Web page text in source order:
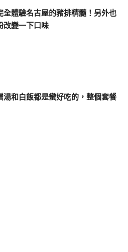
全體驗名古屋的豬排精髓！另外也
改變一下口味
湯和白飯都是蠻好吃的，整個套餐